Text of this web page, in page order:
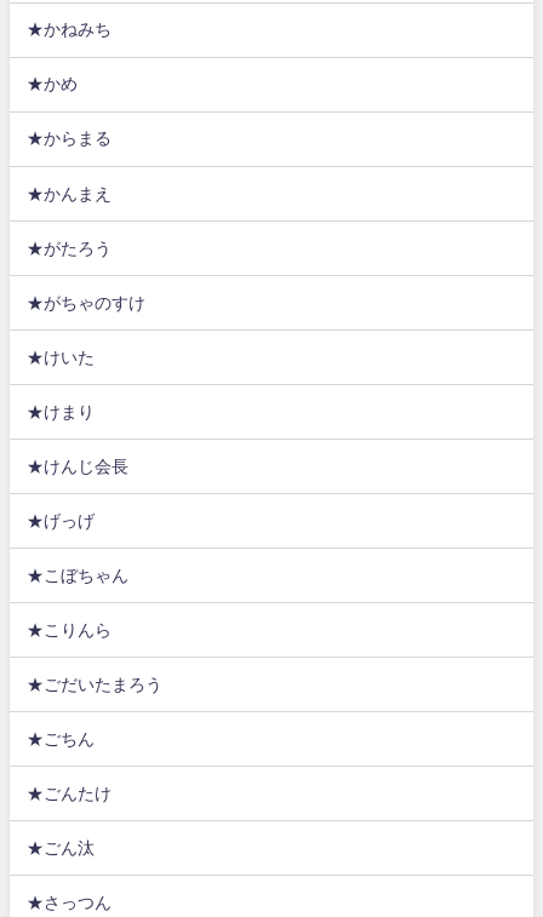
★かねみち
★かめ
★からまる
★かんまえ
★がたろう
★がちゃのすけ
★けいた
★けまり
★けんじ会長
★げっげ
★こぼちゃん
★こりんら
★ごだいたまろう
★ごちん
★ごんたけ
★ごん汰
★さっつん